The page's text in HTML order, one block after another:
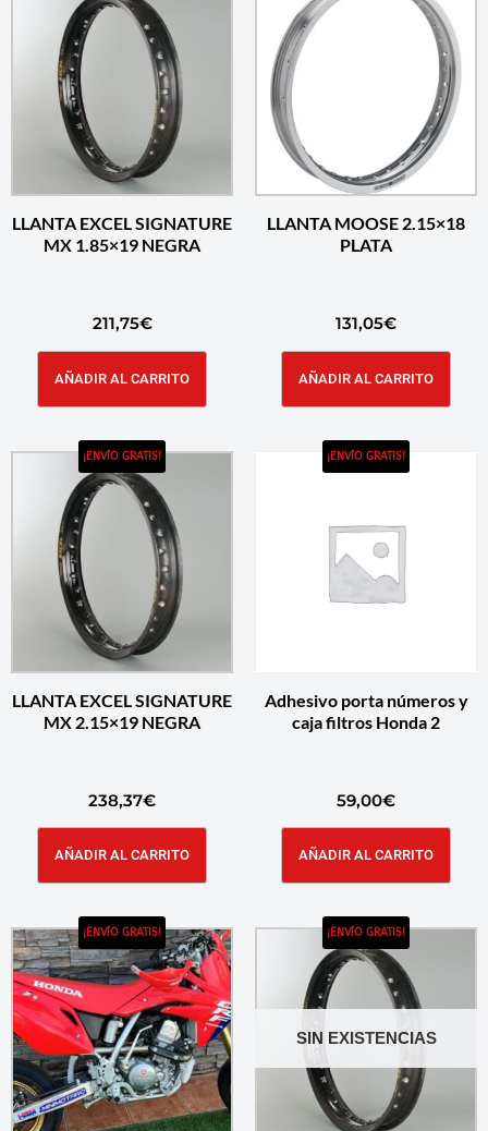
LLANTA EXCEL SIGNATURE
MX 1.85×19 NEGRA
211,75€
AÑADIR AL CARRITO
LLANTA MOOSE 2.15×18
PLATA
131,05€
AÑADIR AL CARRITO
¡ENVÍO GRATIS!
LLANTA EXCEL SIGNATURE
MX 2.15×19 NEGRA
238,37€
AÑADIR AL CARRITO
¡ENVÍO GRATIS!
Adhesivo porta números y
caja filtros Honda 2
59,00€
AÑADIR AL CARRITO
¡ENVÍO GRATIS!
SIN EXISTENCIAS
¡ENVÍO GRATIS!